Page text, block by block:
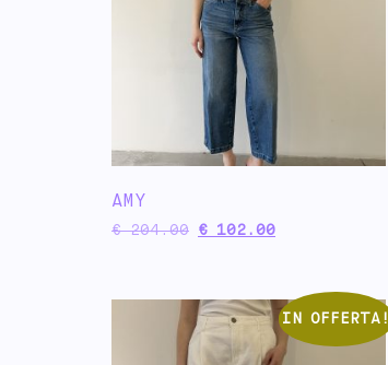
AMY
€204.00 € 102.00
IN OFFERTA!